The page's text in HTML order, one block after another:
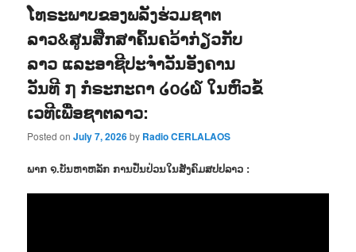
ໂທຣະພາບຂອງພລັງຮ່ວມຊາຕ
ລາວ&ສູນສືກສາຄົ້ນຄວ້າກ່ຽວກັບ
ລາວ ແລະອາຊີປະຈຳວັນອັງຄານ
ວັນທີ ໗ ກໍຣະກະດາ ໒໐໒໖ ໃນຫົວຂໍ້
ເວທີເພື່ອຊາຕລາວ:
Posted onJuly 7, 2026by Radio CERLALAOS
ພາກ ໑.ບັນຫາຫລັກ ການປັ່ນປ່ວນໃນສັງຄົມສປປລາວ :